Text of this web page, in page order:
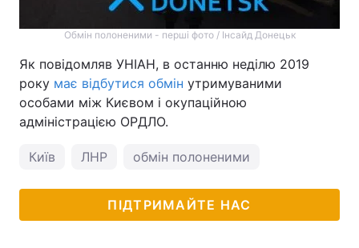
Обмін полоненими - перші фото / Інсайд Донецьк
Як повідомляв УНІАН, в останню неділю 2019
року має відбутися обмін утримуваними
особами між Києвом і окупаційною
адміністрацією ОРДЛО.
Київ ЛНР обмін полоненими
ПІДТРИМАЙТЕ НАС